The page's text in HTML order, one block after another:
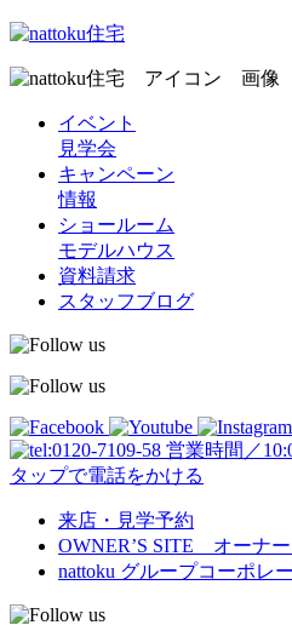
イベント
見学会
キャンペーン
情報
ショールーム
モデルハウス
資料請求
スタッフブログ
営業時間／
タップで電話をかける
来店・見学予約
OWNER’S SITE オーナー
nattoku グループコーポレ